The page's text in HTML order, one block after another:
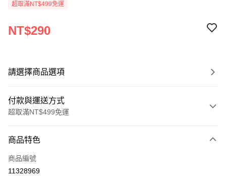
超取滿NT$499免運
NT$290
請選擇商品選項
付款與運送方式
超取滿NT$499免運
信用卡一次付款
超商取貨付款
商品特色
商品編號
11328969